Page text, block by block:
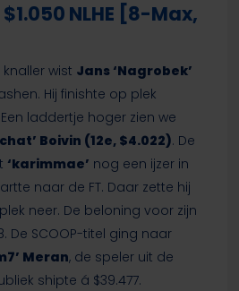
NLHE [8-Max,
wist Jans ‘Nagrobek’
Hij finishte op plek
Een laddertje hoger zien we
Boivin (12e, $4.022). De
‘karimmae’ nog een ijzer in
naar de FT. Daar zette hij
neer. De beloning voor zijn
De SCOOP-titel ging naar
Meran, de speler uit de
shipte á $39.477.